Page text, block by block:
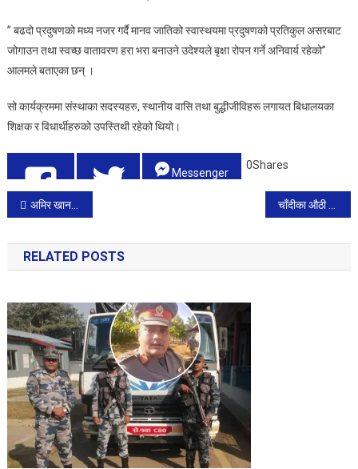
” बढदो प्रदुषणको मध्य नजर गर्दै मानव जातिको स्वास्थयमा प्रदुषणको प्रतिकुल असरबाट
जोगाउन तथा स्वच्छ वातावरण हरा भरा बनाउने उदेश्यले बृक्षा रोपन गर्ने अनिवार्य रहेको”
आलमले बताएका छन् ।
सो कार्यक्रममा संस्थाका सदस्यहरु, स्थानीय वासि तथा बुद्धीजीविहरू लगायत बिधालयका
शिक्षक र विधार्थीहरुको उपस्तिथी रहेको थियो।
Share0
Messenger
0Shares
Post
navigation
अमिर खान ‘दंगलकी छाेरी’ फातिमा सानासँग डेटमा
RELATED POSTS